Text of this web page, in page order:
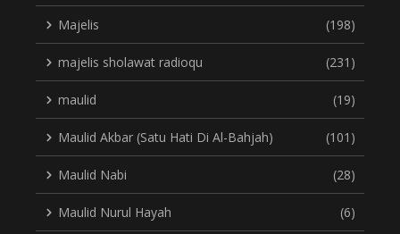
Majelis (198)
majelis sholawat radioqu (231)
maulid (19)
Maulid Akbar (Satu Hati Di Al-Bahjah) (101)
Maulid Nabi (28)
Maulid Nurul Hayah (6)